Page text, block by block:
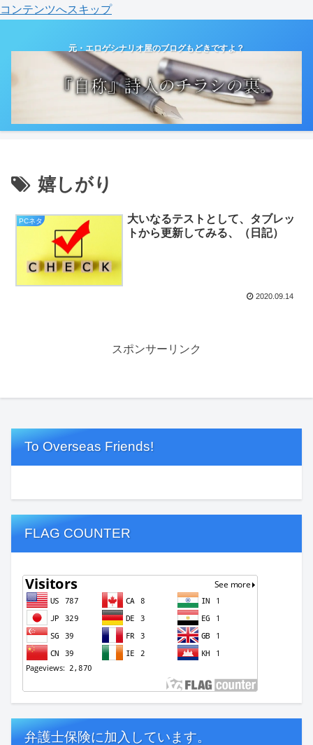
コンテンツへスキップ
元・エロゲシナリオ屋のブログもどきですよ？
嬉しがり
PCネタ
大いなるテストとして、タブレッ
トから更新してみる、（日記）
2020.09.14
スポンサーリンク
To Overseas Friends!
FLAG COUNTER
弁護士保険に加入しています。